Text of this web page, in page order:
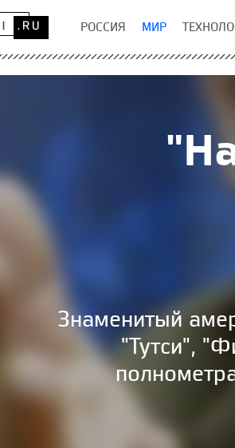
РОССИЯ МИР
Знаменитый
"Тутси",